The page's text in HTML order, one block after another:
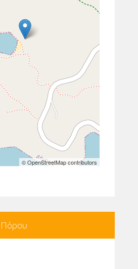
© OpenStreetMap contributors
Πόρου